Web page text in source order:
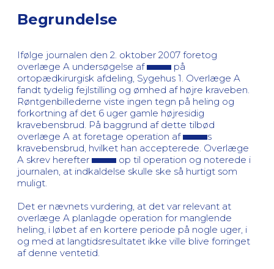
Begrundelse
Ifølge journalen den 2. oktober 2007 foretog
overlæge A undersøgelse af
på
ortopædkirurgisk afdeling, Sygehus 1. Overlæge A
fandt tydelig fejlstilling og ømhed af højre kraveben.
Røntgenbillederne viste ingen tegn på heling og
forkortning af det 6 uger gamle højresidig
kravebensbrud. På baggrund af dette tilbød
overlæge A at foretage operation af
s
kravebensbrud, hvilket han accepterede. Overlæge
A skrev herefter
op til operation og noterede i
journalen, at indkaldelse skulle ske så hurtigt som
muligt.
Det er nævnets vurdering, at det var relevant at
overlæge A planlagde operation for manglende
heling, i løbet af en kortere periode på nogle uger, i
og med at langtidsresultatet ikke ville blive forringet
af denne ventetid.